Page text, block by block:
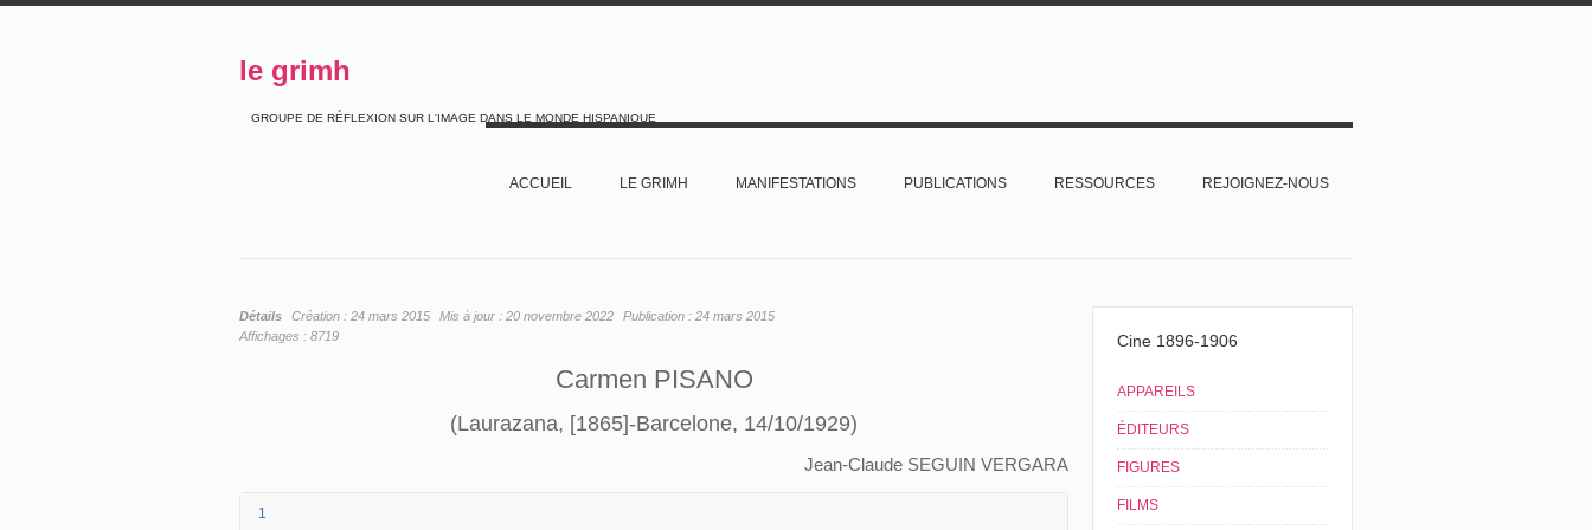
le grimh
GROUPE DE RÉFLEXION SUR L'IMAGE DANS LE MONDE HISPANIQUE
ACCUEIL LE GRIMH MANIFESTATIONS PUBLICATIONS RESSOURCES REJOIGNEZ-NOUS
Détails Création : 24 mars 2015 Mis à jour : 20 novembre 2022 Publication : 24 mars 2015
Affichages : 8719
Carmen PISANO
(Laurazana, [1865]-Barcelone, 14/10/1929)
Jean-Claude SEGUIN VERGARA
1
Cine 1896-1906
APPAREILS
ÉDITEURS
FIGURES
FILMS